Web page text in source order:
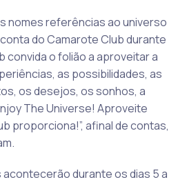
nomes referências ao universo
do Camarote Club durante
convida o folião a aproveitar a
as possibilidades, as
os desejos, os sonhos, a
The Universe! Aproveite
proporciona!”, afinal de contas,
durante os dias 5 a